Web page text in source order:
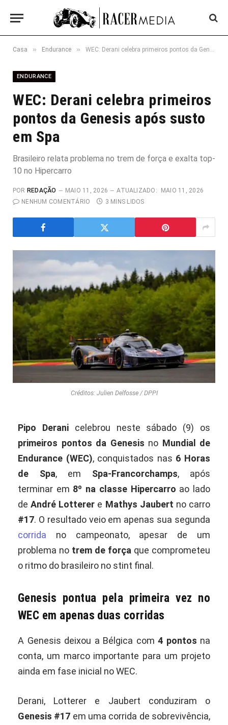
Casa » Endurance » WEC: Derani celebra primeiros pontos da Genesis após susto em Spa
ENDURANCE
WEC: Derani celebra primeiros
pontos da Genesis após susto
em Spa
Brasileiro relata problema no trem de força e exalta top-
10 no Hipercarro
POR REDAÇÃO MAIO 11, 2026 ATUALIZADO:
MAIO 11, 2026
NENHUM COMENTÁRIO
3 MINS LIDOS
Créditos: Julien Delfosse / DPPI
Pipo Deranicelebrou neste sábado (9) os
primeiros pontos da Genesis no Mundial de
Endurance (WEC), conquistados nas 6 Horas
de Spa, em Spa-Francorchamps, após
terminar em 8º na classe Hipercarro ao lado
deAndré Lotterer e Mathys Jaubert no carro
#17. O resultado veio em apenas sua segunda
corrida no campeonato, apesar de um
problema no trem de força que comprometeu
o ritmo do brasileiro no stint final.
Genesis pontua pela primeira vez no
WEC em apenas duas corridas
A Genesis deixou a Bélgica com 4 pontos na
conta, um marco importante para um projeto
ainda em fase inicial no WEC.
Derani, Lotterer e Jaubert conduziram o
Genesis #17 em uma corrida de sobrevivência,